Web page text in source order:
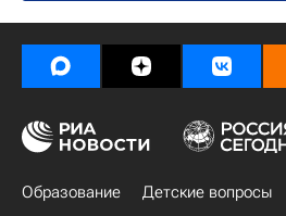
Валерий Рязанский
Совет Федерации РФ
Детские вопросы
Россия
Образование Детские вопросы